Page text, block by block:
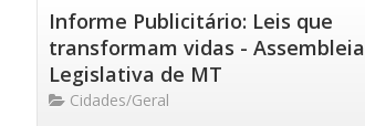
Informe Publicitário: Leis que
transformam vidas - Assembleia
Legislativa de MT
Cidades/Geral